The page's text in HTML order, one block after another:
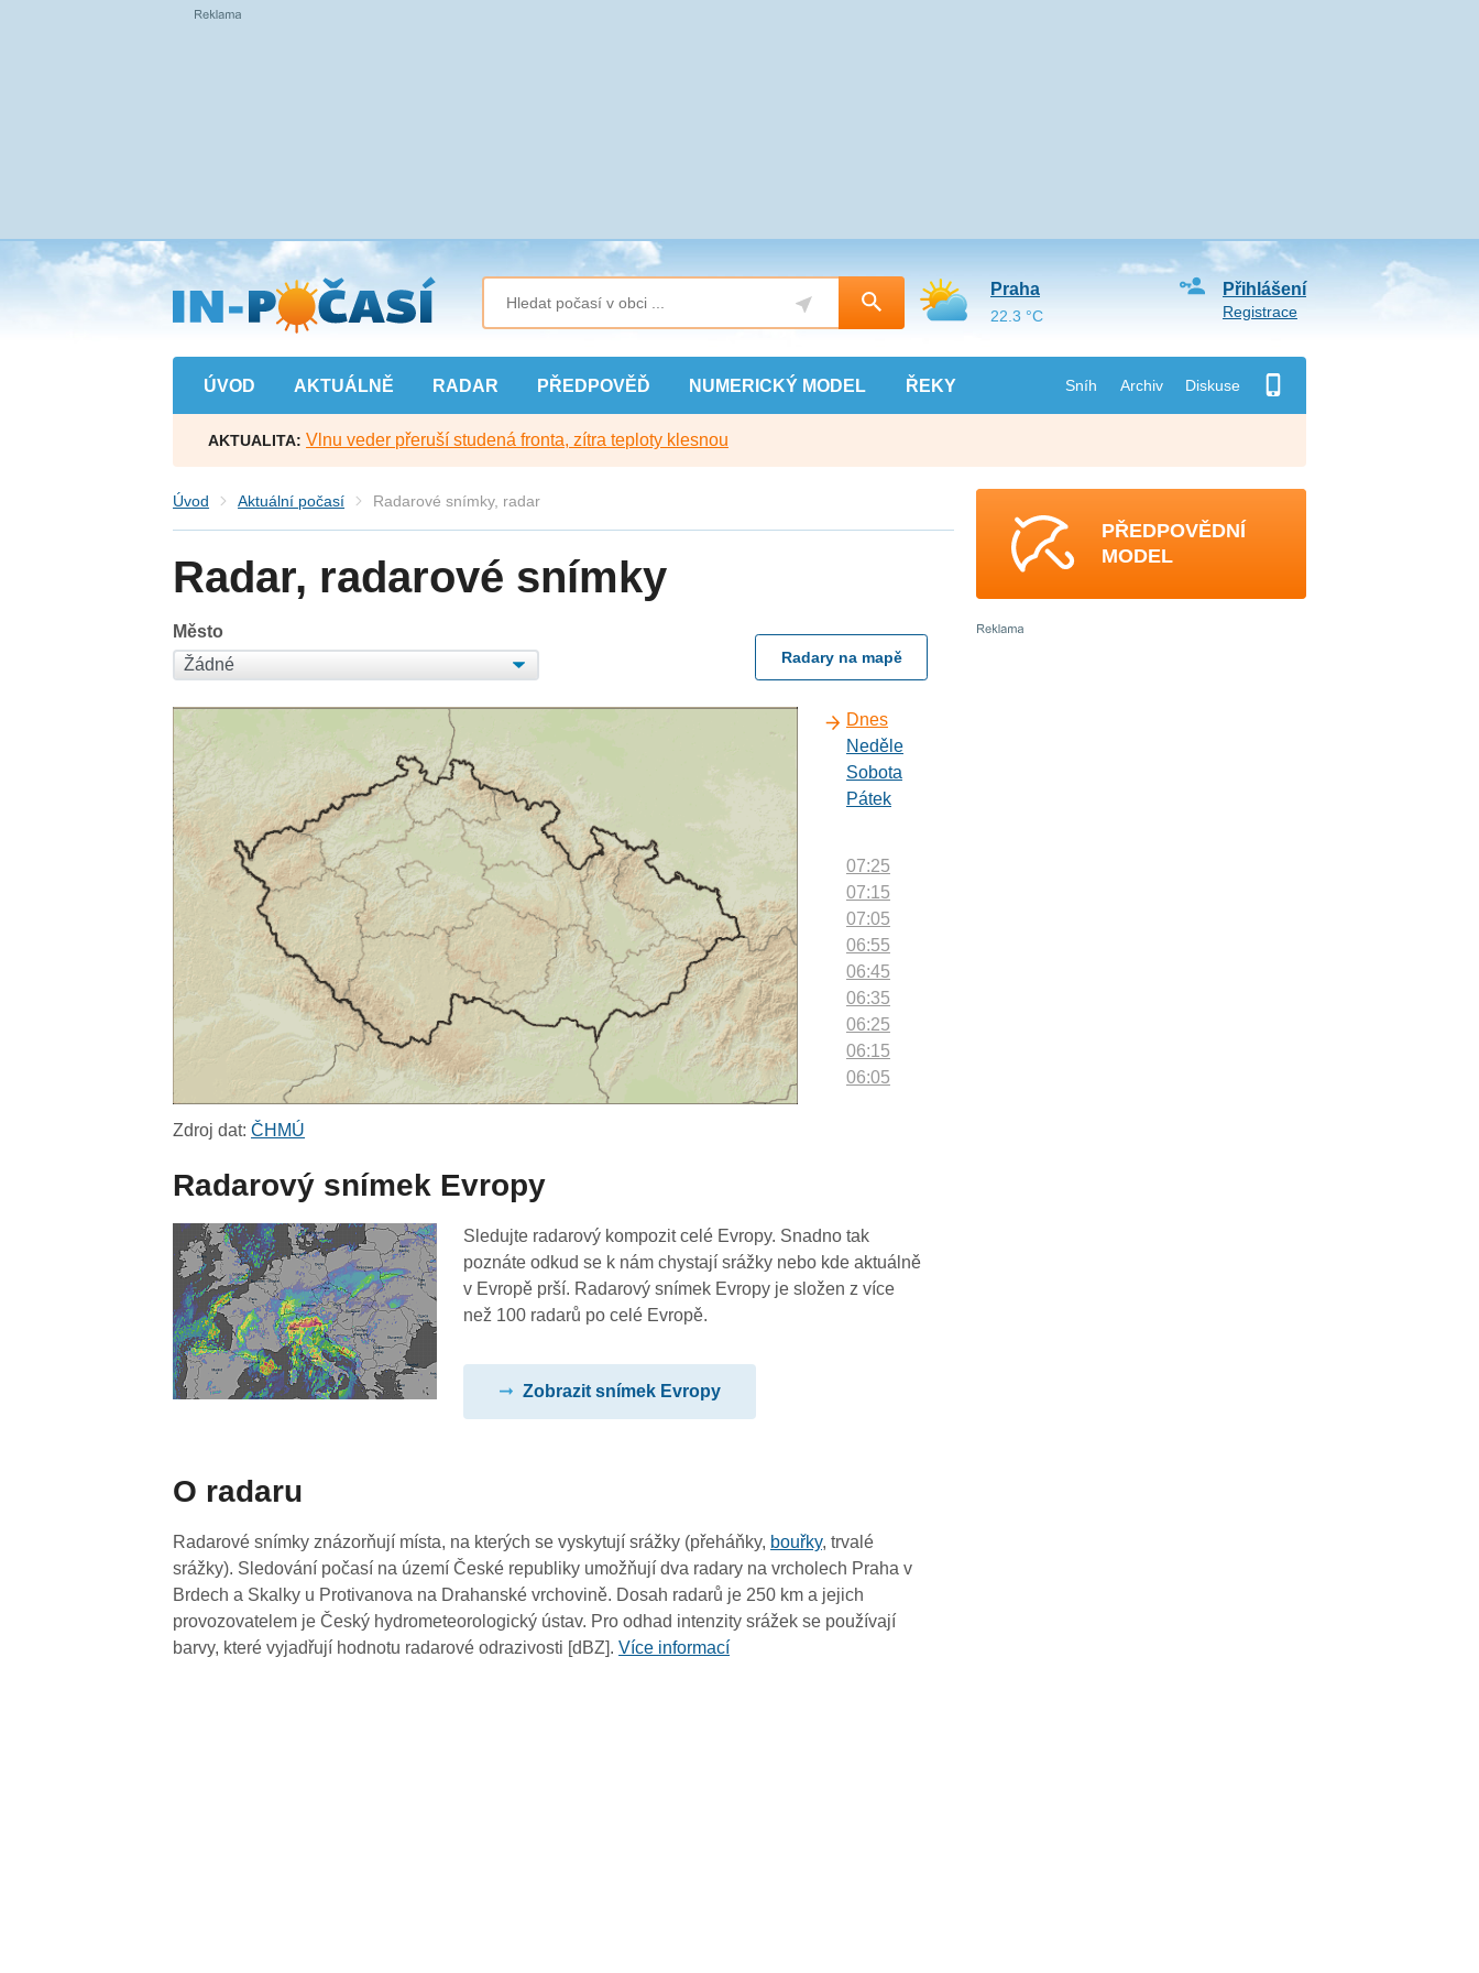
Přejít
na
hlavní
obsah
ÚVOD AKTUÁLNĚ RADAR PŘEDPOVĚĎ NUMERICKÝ MODEL ŘEKY Sníh Archiv Diskuse
Přihlášení
Registrace
Praha
22.3 °C
AKTUALITA: Vlnu veder přeruší studená fronta, zítra teploty klesnou
Úvod Aktuální počasí Radarové snímky, radar
Radar, radarové snímky
Město
Radary na mapě
Dnes
Neděle
Sobota
Pátek
07:25
07:15
07:05
06:55
06:45
06:35
06:25
06:15
06:05
05:05
04:55
04:45
03:05
02:55
02:45
02:35
Zdroj dat:ČHMÚ
Radarový snímek Evropy
Sledujte radarový kompozit celé Evropy. Snadno tak
poznáte odkud se k nám chystají srážky nebo kde aktuálně
v Evropě prší. Radarový snímek Evropy je složen z více
než 100 radarů po celé Evropě.
Zobrazit snímek Evropy
O radaru
Radarové snímky znázorňují místa, na kterých se vyskytují srážky (přeháňky, bouřky, trvalé
srážky). Sledování počasí na území České republiky umožňují dva radary na vrcholech Praha v
Brdech a Skalky u Protivanova na Drahanské vrchovině. Dosah radarů je 250 km a jejich
provozovatelem je Český hydrometeorologický ústav. Pro odhad intenzity srážek se používají
barvy, které vyjadřují hodnotu radarové odrazivosti [dBZ].Více informací
PŘEDPOVĚDNÍ
MODEL